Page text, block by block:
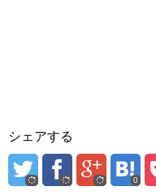
シェアする
0